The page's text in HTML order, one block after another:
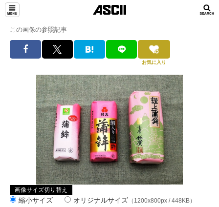
この画像の参照記事
お気に入り
画像サイズ切り替え
縮小サイズ オリジナルサイズ （1200x800px / 448KB）